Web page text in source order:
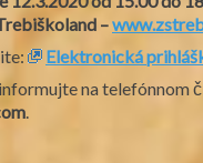
–
Elektronická
na telefónnom